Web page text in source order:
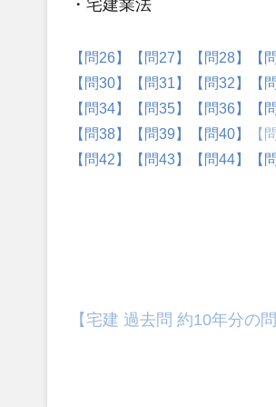
・宅建業法
【問26】 【問27】 【問28】
【
【問30】
【問31】 【問32】
【
【問34】
【問35】 【問36】
【
【問38】
【問39】 【問40】
【
【問42】
【問43】 【問44】 【
【宅建 過去問 約10年分の